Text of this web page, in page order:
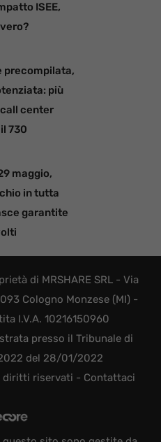
ISEE,
precompilata,
più
center
730
maggio,
in tutta
garantite
di MRSHARE SRL - Via
Cologno Monzese (MI) -
I.V.A. 10216150960
presso il Tribunale di
del 28/01/2022
diritti riservati - Contattaci